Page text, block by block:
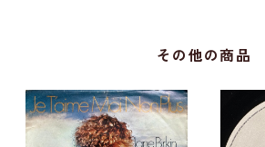
その他の商品